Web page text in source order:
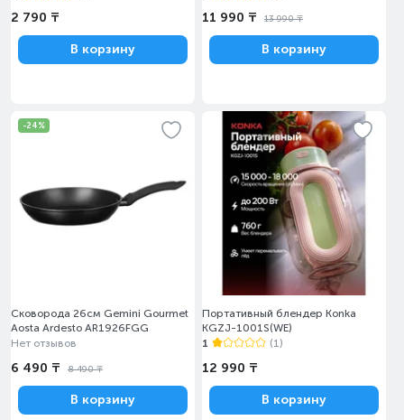
2 790 ₸
В корзину
11 990 ₸ 13 990 ₸
В корзину
-24%
Сковорода 26см Gemini Gourmet
Aosta Ardesto AR1926FGG
Нет отзывов
6 490 ₸ 8 490 ₸
В корзину
Портативный блендер Konka
KGZJ-1001S(WE)
1
(1)
12 990 ₸
В корзину